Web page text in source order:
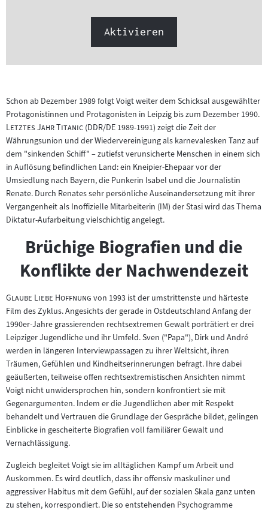
Aktivieren
Schon ab Dezember 1989 folgt Voigt weiter dem Schicksal ausgewählter
Protagonistinnen und Protagonisten in Leipzig bis zum Dezember 1990."
Letztes Jahr Titanic"(DDR/DE 1989-1991) zeigt die Zeit der
Währungsunion und der Wiedervereinigung als karnevalesken Tanz auf
dem "sinkenden Schiff" – zutiefst verunsicherte Menschen in einem sich
in Auflösung befindlichen Land: ein Kneipier-Ehepaar vor der
Umsiedlung nach Bayern, die Punkerin Isabel und die Journalistin
Renate. Durch Renates sehr persönliche Auseinandersetzung mit ihrer
Vergangenheit als Inoffizielle Mitarbeiterin (IM) der Stasi wird das Thema
Diktatur-Aufarbeitung vielschichtig angelegt.
Brüchige Biografien und die
Konflikte der Nachwendezeit
"
Glaube Liebe Hoffnung "von 1993 ist der umstrittenste und härteste
Film des Zyklus. Angesichts der gerade in Ostdeutschland Anfang der
1990er-Jahre grassierenden rechtsextremen Gewalt porträtiert er drei
Leipziger Jugendliche und ihr Umfeld. Sven ("Papa"), Dirk und André
werden in längeren Interviewpassagen zu ihrer Weltsicht, ihren
Träumen, Gefühlen und Kindheitserinnerungen befragt. Ihre dabei
geäußerten, teilweise offen rechtsextremistischen Ansichten nimmt
Voigt nicht unwidersprochen hin, sondern konfrontiert sie mit
Gegenargumenten. Indem er die Jugendlichen aber mit Respekt
behandelt und Vertrauen die Grundlage der Gespräche bildet, gelingen
Einblicke in gescheiterte Biografien voll familiärer Gewalt und
Vernachlässigung.
Zugleich begleitet Voigt sie im alltäglichen Kampf um Arbeit und
Auskommen. Es wird deutlich, dass ihr offensiv maskuliner und
aggressiver Habitus mit dem Gefühl, auf der sozialen Skala ganz unten
zu stehen, korrespondiert. Die so entstehenden Psychogramme